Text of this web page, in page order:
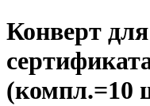
Конверт
(компл.=10